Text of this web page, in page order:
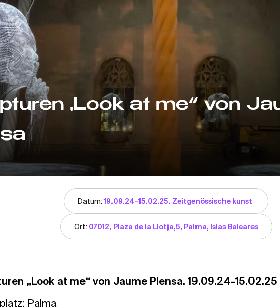
„Look at me“ von
Datum:19.09.24-15.02.25. Zeitgenössische kunst
Ort: 07012, Plaza de la Llotja,5, Palma, Islas Baleares
„Look at me“ von Jaume Plensa. 19.09.24-15.02.25
Palma